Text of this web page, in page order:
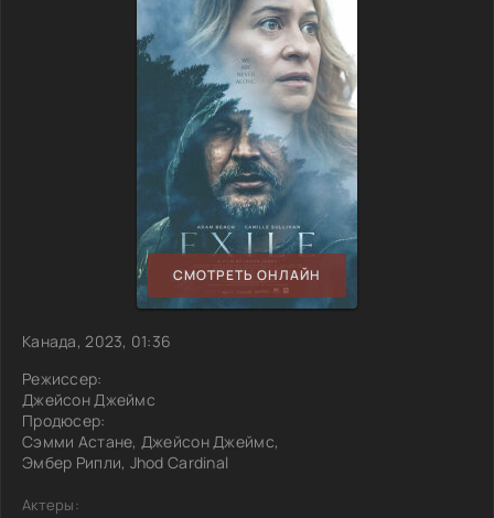
СМОТРЕТЬ ОНЛАЙН
Канада, 2023, 01:36
Режиссер:
Джейсон Джеймс
Продюсер:
Сэмми Астане, Джейсон Джеймс,
Эмбер Рипли, Jhod Cardinal
Актеры: